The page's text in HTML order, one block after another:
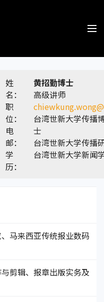
姓
名：
职
位：
电
邮：
学
历：
黄招勤博士
高级讲师
台湾世新大学传播
士
台湾世新大学传播
台湾世新大学新闻
马来西亚传统报业数码
剪辑、报章出版实务及